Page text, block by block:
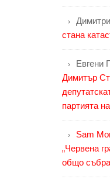
стана
Евгени
Димитър
партията
Sam
„Червена
общо